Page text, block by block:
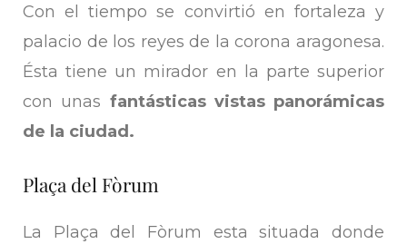
Con el tiempo se convirtió en fortaleza y
palacio de los reyes de la corona aragonesa.
Ésta tiene un mirador en la parte superior
con unas fantásticas vistas panorámicas
de la ciudad.
Plaça del Fòrum
La Plaça del Fòrum esta situada donde